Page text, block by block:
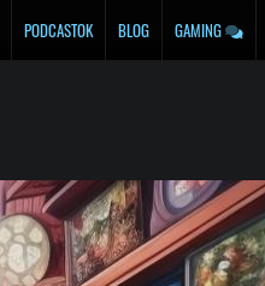
PODCASTOK BLOG GAMING